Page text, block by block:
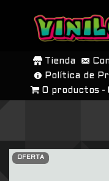
SALTAR
CONTENIDO
Tienda
Política de
0 productos
OFERTA